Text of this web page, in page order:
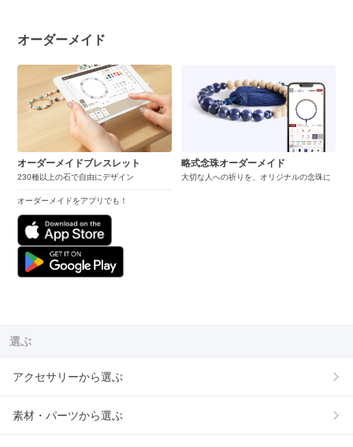
オーダーメイド
オーダーメイドブレスレット
230種以上の石で自由にデザイン
オーダーメイドをアプリでも！
略式念珠オーダーメイド
大切な人への祈りを、オリジナルの念珠に
選ぶ
アクセサリーから選ぶ
素材・パーツから選ぶ